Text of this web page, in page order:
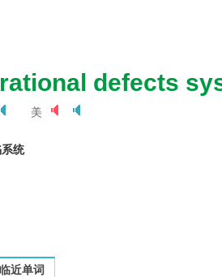
defects
美
统
Defects System的相关资料：
临近单词